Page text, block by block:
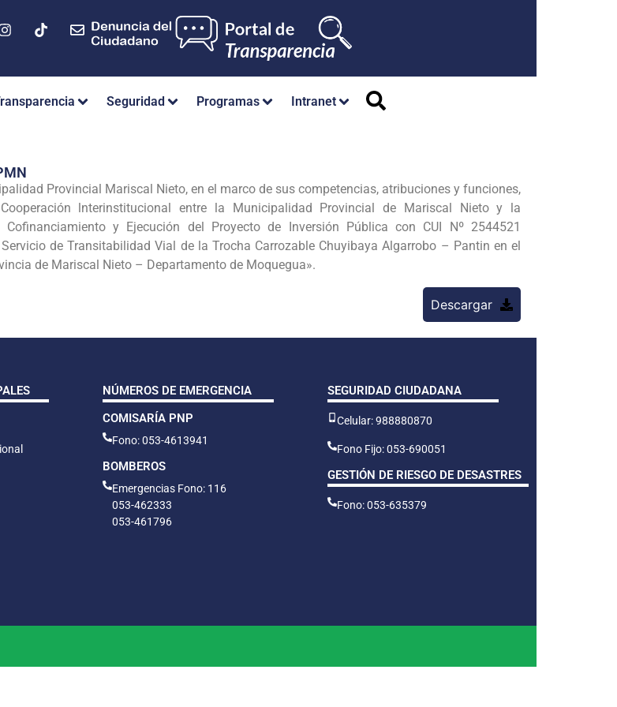
Seguridad Programas Intranet
Provincial Mariscal Nieto, en el marco de sus competencias, atribuciones y funciones,
lnterinstitucional entre la Municipalidad Provincial de Mariscal Nieto y la
y Ejecución del Proyecto de Inversión Pública con CUI Nº 2544521
de Transitabilidad Vial de la Trocha Carrozable Chuyibaya Algarrobo – Pantin en el
de Mariscal Nieto – Departamento de Moquegua».
Descargar
NÚMEROS DE EMERGENCIA
COMISARÍA PNP
Fono: 053-4613941
BOMBEROS
Emergencias Fono: 116
053-462333
053-461796
SEGURIDAD CIUDADANA
Celular: 988880870
Fono Fijo: 053-690051
GESTIÓN DE RIESGO DE DESASTRES
Fono: 053-635379